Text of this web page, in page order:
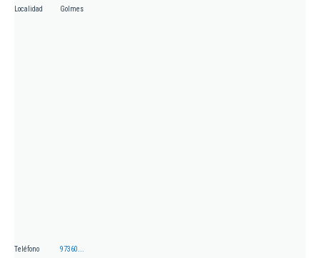
Localidad Golmes
Teléfono 97360...